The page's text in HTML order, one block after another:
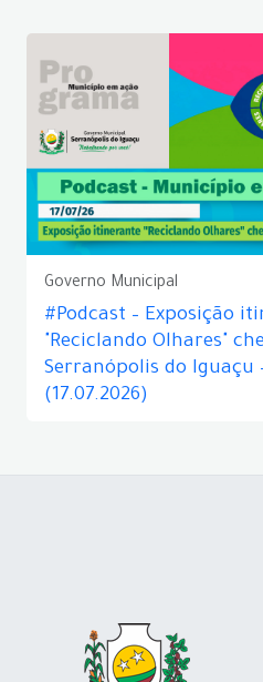
Governo Municipal
#Podcast – Exposição
"Reciclando Olhares"
Serranópolis do Iguaçu
(17.07.2026)